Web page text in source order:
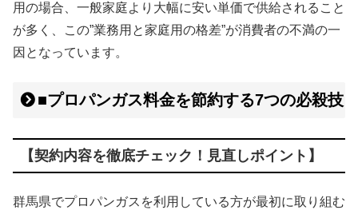
用の場合、一般家庭より大幅に安い単価で供給されること
が多く、この”業務用と家庭用の格差”が消費者の不満の一
因となっています。
■プロパンガス料金を節約する7つの必殺技
【契約内容を徹底チェック！見直しポイント】
群馬県でプロパンガスを利用している方が最初に取り組む